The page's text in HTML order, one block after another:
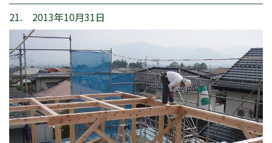
21. 2013年10月31日